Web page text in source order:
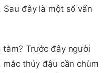
đây là một số vấn
Trước đây người
thủy đậu cần chùm